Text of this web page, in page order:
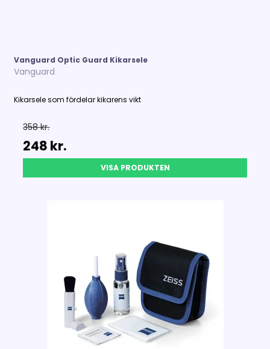
Vanguard Optic Guard Kikarsele
Vanguard
Kikarsele som fördelar kikarens vikt
358 kr.
248 kr.
VISA PRODUKTEN